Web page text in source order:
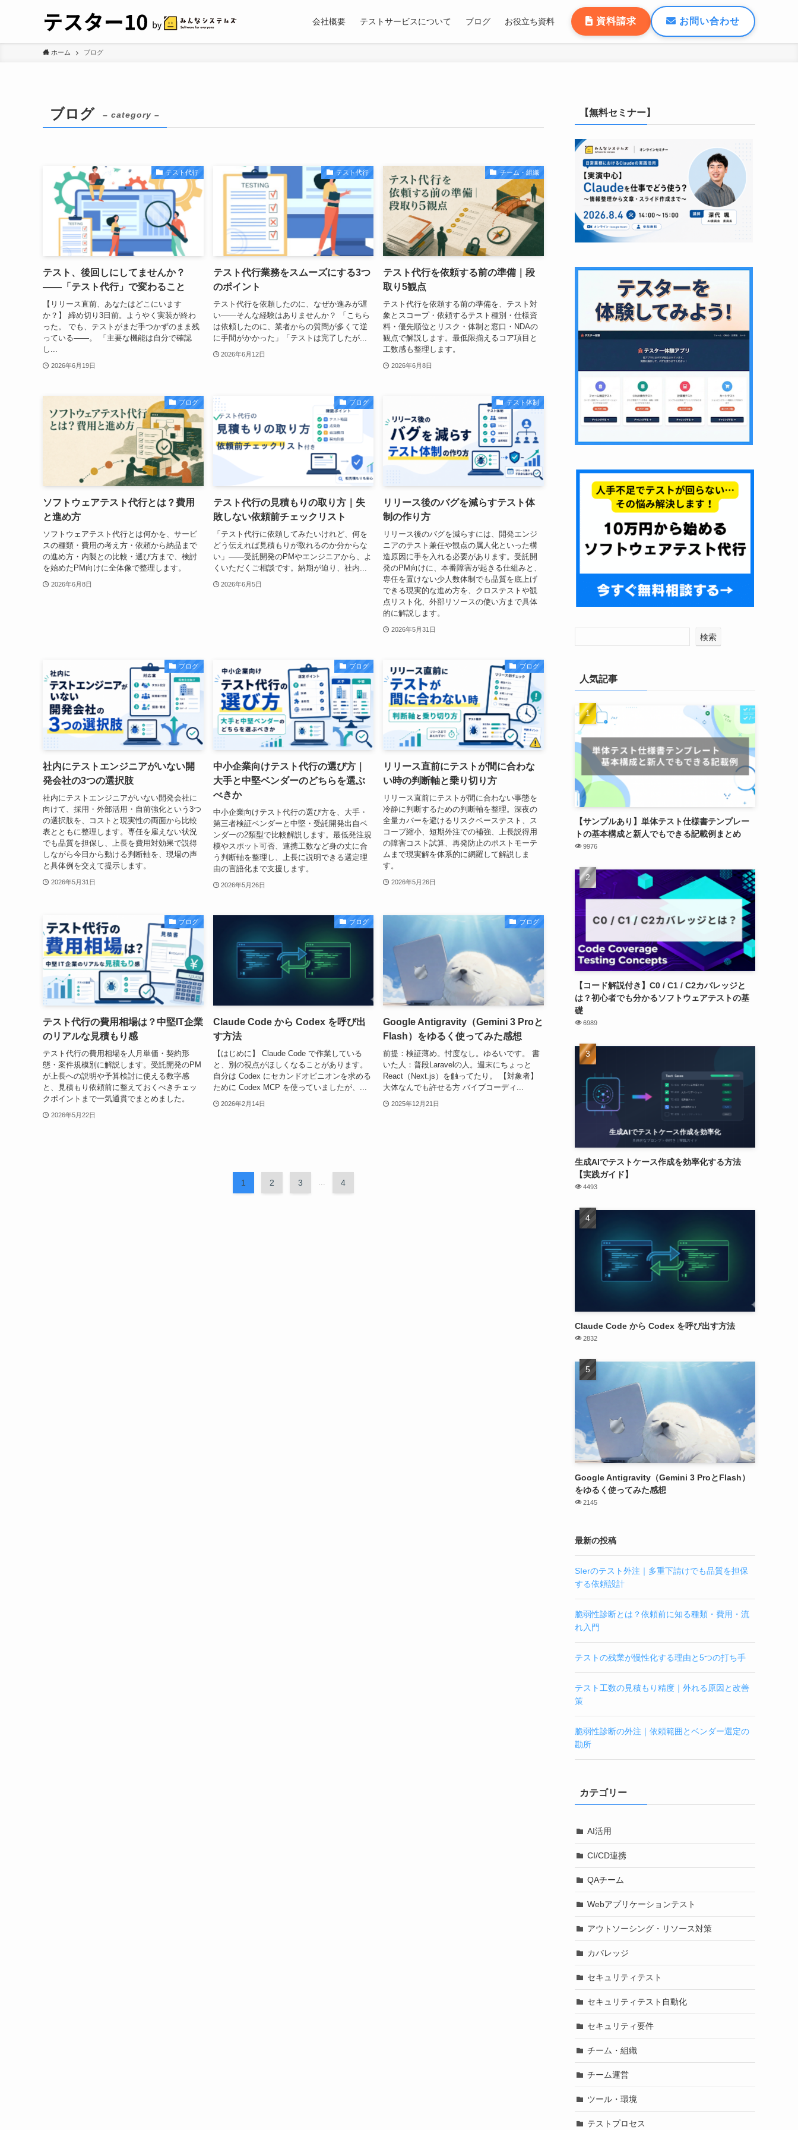
会社概要 テストサービスについて ブログ お役立ち資料 資料請求 お問い合わせ
ホーム ブログ
ブログ – category –
テスト代行
テスト、後回しにしてませんか？
——「テスト代行」で変わること
【リリース直前、あなたはどこにいます
か？】 締め切り3日前。ようやく実装が終わ
った。 でも、テストがまだ手つかずのまま残
っている——。 「主要な機能は自分で確認
し...
2026年6月19日
テスト代行
テスト代行業務をスムーズにする3つ
のポイント
テスト代行を依頼したのに、なぜか進みが遅
い——そんな経験はありませんか？ 「こちら
は依頼したのに、業者からの質問が多くて逆
に手間がかかった」「テストは完了したが...
2026年6月12日
チーム・組織
テスト代行を依頼する前の準備｜段
取り5観点
テスト代行を依頼する前の準備を、テスト対
象とスコープ・依頼するテスト種別・仕様資
料・優先順位とリスク・体制と窓口・NDAの
観点で解説します。最低限揃えるコア項目と
工数感も整理します。
2026年6月8日
ブログ
ソフトウェアテスト代行とは？費用
と進め方
ソフトウェアテスト代行とは何かを、サービ
スの種類・費用の考え方・依頼から納品まで
の進め方・内製との比較・選び方まで、検討
を始めたPM向けに全体像で整理します。
2026年6月8日
ブログ
テスト代行の見積もりの取り方｜失
敗しない依頼前チェックリスト
「テスト代行に依頼してみたいけれど、何を
どう伝えれば見積もりが取れるのか分からな
い」——受託開発のPMやエンジニアから、よ
くいただくご相談です。納期が迫り、社内...
2026年6月5日
テスト体制
リリース後のバグを減らすテスト体
制の作り方
リリース後のバグを減らすには、開発エンジ
ニアのテスト兼任や観点の属人化といった構
造原因に手を入れる必要があります。受託開
発のPM向けに、本番障害が起きる仕組みと、
専任を置けない少人数体制でも品質を底上げ
できる現実的な進め方を、クロステストや観
点リスト化、外部リソースの使い方まで具体
的に解説します。
2026年5月31日
ブログ
社内にテストエンジニアがいない開
発会社の3つの選択肢
社内にテストエンジニアがいない開発会社に
向けて、採用・外部活用・自前強化という3つ
の選択肢を、コストと現実性の両面から比較
表とともに整理します。専任を雇えない状況
でも品質を担保し、上長を費用対効果で説得
しながら今日から動ける判断軸を、現場の声
と具体例を交えて提示します。
2026年5月31日
ブログ
中小企業向けテスト代行の選び方｜
大手と中堅ベンダーのどちらを選ぶ
べきか
中小企業向けテスト代行の選び方を、大手・
第三者検証ベンダーと中堅・受託開発出自ベ
ンダーの2類型で比較解説します。最低発注規
模やスポット可否、連携工数など身の丈に合
う判断軸を整理し、上長に説明できる選定理
由の言語化まで支援します。
2026年5月26日
ブログ
リリース直前にテストが間に合わな
い時の判断軸と乗り切り方
リリース直前にテストが間に合わない事態を
冷静に判断するための判断軸を整理。深夜の
全量カバーを避けるリスクベーステスト、ス
コープ縮小、短期外注での補強、上長説得用
の障害コスト試算、再発防止のポストモーテ
ムまで現実解を体系的に網羅して解説しま
す。
2026年5月26日
ブログ
テスト代行の費用相場は？中堅IT企業
のリアルな見積もり感
テスト代行の費用相場を人月単価・契約形
態・案件規模別に解説します。受託開発のPM
が上長への説明や予算検討に使える数字感
と、見積もり依頼前に整えておくべきチェッ
クポイントまで一気通貫でまとめました。
2026年5月22日
ブログ
Claude Code から Codex を呼び出
す方法
【はじめに】 Claude Code で作業している
と、別の視点がほしくなることがあります。
自分は Codex にセカンドオピニオンを求める
ために Codex MCP を使っていましたが、...
2026年2月14日
ブログ
Google Antigravity（Gemini 3 Proと
Flash）をゆるく使ってみた感想
前提：検証薄め。忖度なし。ゆるいです。 書
いた人：普段Laravelの人。週末にちょっと
React（Next.js）を触ってたり。 【対象者】
大体なんでも許せる方 バイブコーディ...
2025年12月21日
1 2 3 4
【無料セミナー】
検索
人気記事
【サンプルあり】単体テスト仕様書テンプレー
トの基本構成と新人でもできる記載例まとめ
9976
【コード解説付き】C0 / C1 / C2カバレッジと
は？初心者でも分かるソフトウェアテストの基
礎
6989
生成AIでテストケース作成を効率化する方法
【実践ガイド】
4493
Claude Code から Codex を呼び出す方法
2832
Google Antigravity（Gemini 3 ProとFlash）
をゆるく使ってみた感想
2145
最新の投稿
SIerのテスト外注｜多重下請けでも品質を担保
する依頼設計
脆弱性診断とは？依頼前に知る種類・費用・流
れ入門
テストの残業が慢性化する理由と5つの打ち手
テスト工数の見積もり精度｜外れる原因と改善
策
脆弱性診断の外注｜依頼範囲とベンダー選定の
勘所
カテゴリー
AI活用
CI/CD連携
QAチーム
Webアプリケーションテスト
アウトソーシング・リソース対策
カバレッジ
セキュリティテスト
セキュリティテスト自動化
セキュリティ要件
チーム・組織
チーム運営
ツール・環境
テストプロセス